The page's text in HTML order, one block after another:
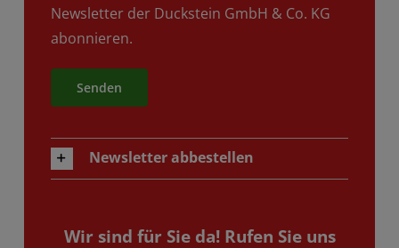
Newsletter der Duckstein GmbH & Co. KG
abonnieren.
Alternative:
Newsletter abbestellen
Wir sind für Sie da! Rufen Sie uns